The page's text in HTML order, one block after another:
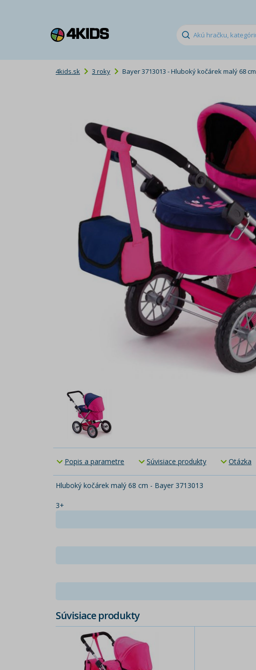
4kids.sk 3 roky Bayer 3713013 - Hluboký kočárek malý 68 cm
Popis a parametre Súvisiace produkty Otázka
Hluboký kočárek malý 68 cm - Bayer 3713013
3+
Súvisiace produkty